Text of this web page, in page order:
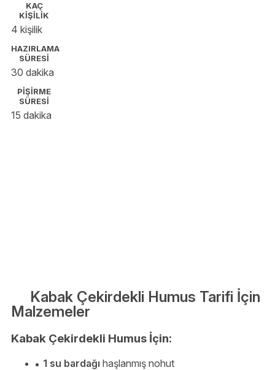
@Hikayeli Katıklar blog yazarıyım
KAÇ
KİŞİLİK
4 kişilik
HAZIRLAMA
SÜRESİ
30 dakika
PİŞİRME
SÜRESİ
15 dakika
Kabak Çekirdekli Humus Tarifi İçin
Malzemeler
Kabak Çekirdekli Humus İçin:
1 su bardağı haşlanmış nohut